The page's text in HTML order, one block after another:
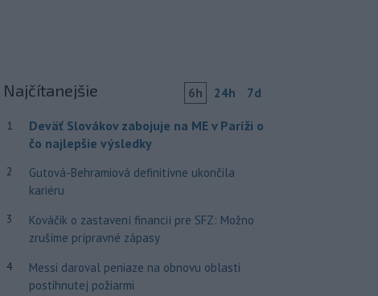
Najčítanejšie 6h 24h 7d
1
Deväť Slovákov zabojuje na ME v Paríži o
čo najlepšie výsledky
2
Gutová-Behramiová definitívne ukončila
kariéru
3
Kováčik o zastavení financií pre SFZ: Možno
zrušíme prípravné zápasy
4
Messi daroval peniaze na obnovu oblasti
postihnutej požiarmi